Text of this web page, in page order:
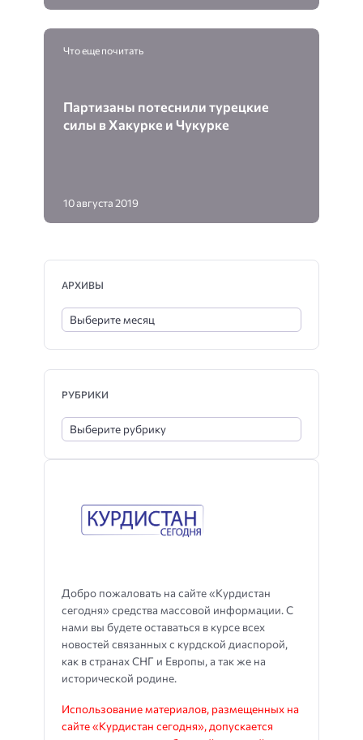
Что еще почитать
Партизаны потеснили турецкие
силы в Хакурке и Чукурке
10 августа 2019
Добро пожаловать на сайте «Курдистан
сегодня» средства массовой информации. С
нами вы будете оставаться в курсе всех
новостей связанных с курдской диаспорой,
как в странах СНГ и Европы, а так же на
исторической родине.
Использование материалов, размещенных на
сайте «Курдистан сегодня», допускается
АРХИВЫ
РУБРИКИ